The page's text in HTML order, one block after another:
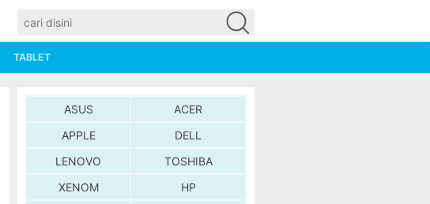
TABLET
ASUS
ACER
APPLE
DELL
LENOVO
TOSHIBA
XENOM
HP